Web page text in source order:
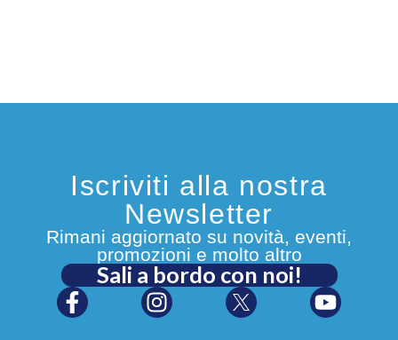
Iscriviti alla nostra
Newsletter
Rimani aggiornato su novità, eventi,
promozioni e molto altro
Sali a bordo con noi!